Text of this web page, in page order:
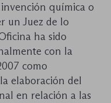
química o
un Juez de lo
ha sido
con la
como
elaboración del
en relación a las